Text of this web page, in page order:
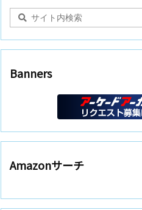
Banners
Amazonサーチ